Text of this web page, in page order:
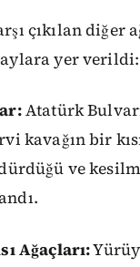
çıkılan
yer verildi:
Atatürk
kavağın bir
ve
Ağaçları: